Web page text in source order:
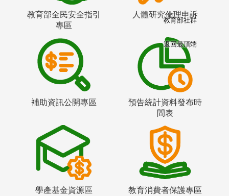
教育部全民安全指引
專區
人體研究倫理申訴
補助資訊公開專區
預告統計資料發布時
間表
學產基金資源區 教育消費者保護專區
教育部社群
返回最頂端